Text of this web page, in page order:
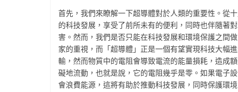
首先，我們來瞭解一下超導體對於人類的重要性。從
的科技發展，享受了前所未有的便利，同時也伴隨著
害。然而，我們是否只能在科技發展和環境保護之間
家的重視，而「超導體」正是一個有望實現科技大幅
輸，然而物質中的電阻會導致電流的能量損耗，造成
礙地流動，也就是說，它的電阻幾乎是零。如果電子
會浪費能源，這將有助於推動科技發展，同時保護環境